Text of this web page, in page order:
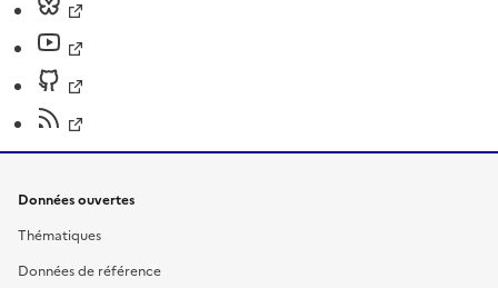
Données ouvertes
Thématiques
Données de référence